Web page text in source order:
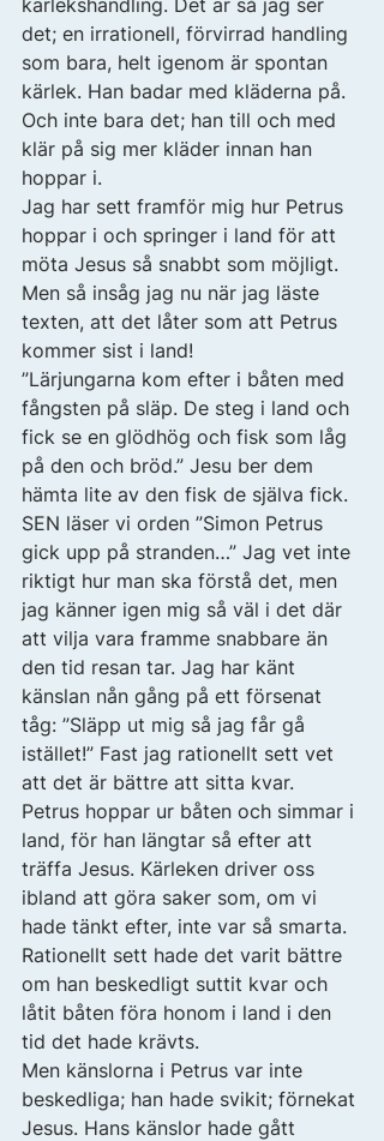
kärlekshandling. Det är så jag ser
det; en irrationell, förvirrad handling
som bara, helt igenom är spontan
kärlek. Han badar med kläderna på.
Och inte bara det; han till och med
klär på sig mer kläder innan han
hoppar i.
Jag har sett framför mig hur Petrus
hoppar i och springer i land för att
möta Jesus så snabbt som möjligt.
Men så insåg jag nu när jag läste
texten, att det låter som att Petrus
kommer sist i land!
”Lärjungarna kom efter i båten med
fångsten på släp. De steg i land och
fick se en glödhög och fisk som låg
på den och bröd.” Jesu ber dem
hämta lite av den fisk de själva fick.
SEN läser vi orden ”Simon Petrus
gick upp på stranden…” Jag vet inte
riktigt hur man ska förstå det, men
jag känner igen mig så väl i det där
att vilja vara framme snabbare än
den tid resan tar. Jag har känt
känslan nån gång på ett försenat
tåg: ”Släpp ut mig så jag får gå
istället!” Fast jag rationellt sett vet
att det är bättre att sitta kvar.
Petrus hoppar ur båten och simmar i
land, för han längtar så efter att
träffa Jesus. Kärleken driver oss
ibland att göra saker som, om vi
hade tänkt efter, inte var så smarta.
Rationellt sett hade det varit bättre
om han beskedligt suttit kvar och
låtit båten föra honom i land i den
tid det hade krävts.
Men känslorna i Petrus var inte
beskedliga; han hade svikit; förnekat
Jesus. Hans känslor hade gått